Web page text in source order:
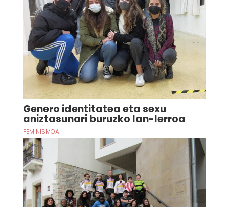
Genero identitatea eta sexu
aniztasunari buruzko lan-lerroa
FEMINISMOA